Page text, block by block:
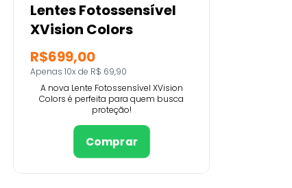
Lentes Fotossensível
XVision Colors
R$699,00
Apenas 10x de R$ 69,90
A nova Lente Fotossensível XVision
Colors é perfeita para quem busca
proteção!
Comprar